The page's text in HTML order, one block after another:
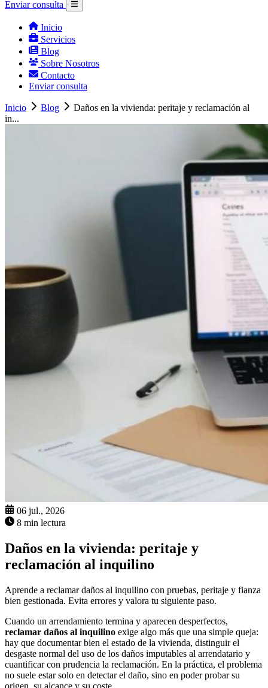
Enviar consulta
Inicio
Servicios
Blog
Sobre Nosotros
Contacto
Enviar consulta
Inicio Blog
Daños en la vivienda: peritaje y reclamación al
in...
06 jul., 2026
8 min lectura
Daños en la vivienda: peritaje y
reclamación al inquilino
Aprende a reclamar daños al inquilino con pruebas, peritaje y fianza
bien gestionada. Evita errores y valora tu siguiente paso.
Cuando un arrendamiento termina y aparecen desperfectos,
reclamar daños al inquilino exige algo más que una simple queja:
hay que documentar bien el estado de la vivienda, distinguir el
desgaste normal del uso de los daños imputables al arrendatario y
cuantificar con prudencia la reclamación. En la práctica, el problema
no suele estar solo en detectar el daño, sino en poder probar su